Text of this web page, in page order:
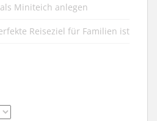
Miniteich anlegen
Reiseziel für Familien ist